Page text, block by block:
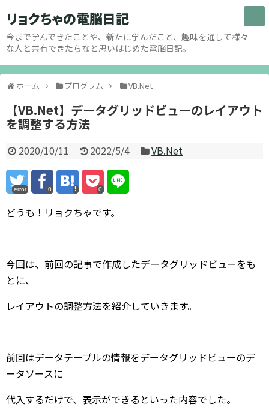
リョクちゃの電脳日記
今まで学んできたことや、新たに学んだこと、趣味を通して様々
な人と共有できたらなと思いはじめた電脳日記。
ホーム プログラム VB.Net
【VB.Net】データグリッドビューのレイアウト
を調整する方法
2020/10/11 2022/5/4 VB.Net
error 0 0
どうも！リョクちゃです。
今回は、前回の記事で作成したデータグリッドビューをも
とに、
レイアウトの調整方法を紹介していきます。
前回はデータテーブルの情報をデータグリッドビューのデ
ータソースに
代入するだけで、表示ができるといった内容でした。